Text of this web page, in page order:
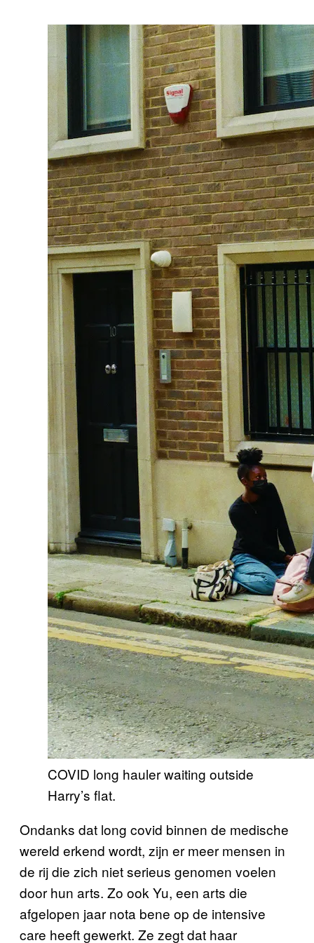
COVID long hauler waiting outside
Harry’s flat.
Ondanks dat long covid binnen de medische
wereld erkend wordt, zijn er meer mensen in
de rij die zich niet serieus genomen voelen
door hun arts. Zo ook Yu, een arts die
afgelopen jaar nota bene op de intensive
care heeft gewerkt. Ze zegt dat haar